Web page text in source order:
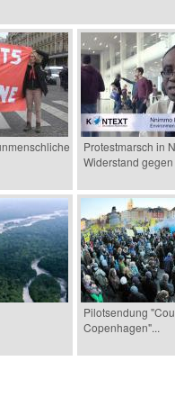
Protestmarsch in
Widerstand
Pilotsendung
Copenhagen"...